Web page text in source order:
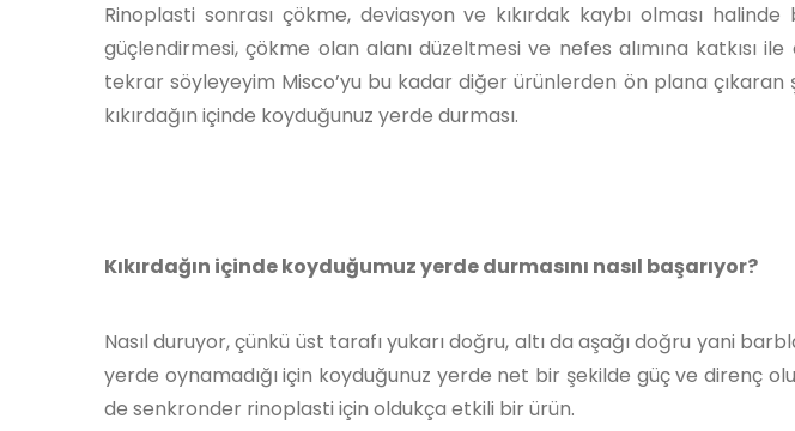
Rinoplasti sonrası çökme, deviasyon ve kıkırdak kaybı olması halinde
güçlendirmesi, çökme olan alanı düzeltmesi ve nefes alımına katkısı
tekrar söyleyeyim Misco’yu bu kadar diğer ürünlerden ön plana çıkaran
kıkırdağın içinde koyduğunuz yerde durması.
Kıkırdağın içinde koyduğumuz yerde durmasını nasıl başarıyor?
Nasıl duruyor, çünkü üst tarafı yukarı doğru, altı da aşağı doğru yani
yerde oynamadığı için koyduğunuz yerde net bir şekilde güç ve direnç
de senkronder rinoplasti için oldukça etkili bir ürün.